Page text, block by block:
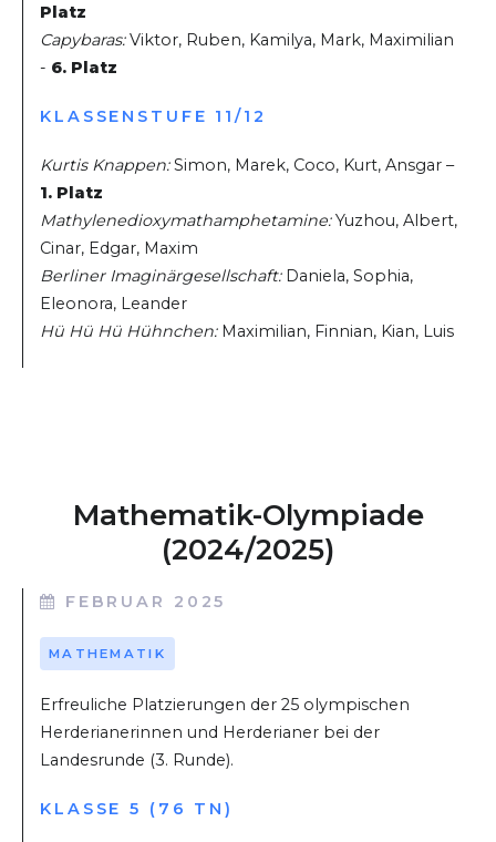
Platz
Capybaras:Viktor, Ruben, Kamilya, Mark, Maximilian
- 6. Platz
KLASSENSTUFE 11/12
Kurtis Knappen:Simon, Marek, Coco, Kurt, Ansgar –
1. Platz
Mathylenedioxymathamphetamine:Yuzhou, Albert,
Cinar, Edgar, Maxim
Berliner Imaginärgesellschaft:Daniela, Sophia,
Eleonora, Leander
Hü Hü Hü Hühnchen:Maximilian, Finnian, Kian, Luis
Mathematik-Olympiade
(2024/2025)
FEBRUAR 2025
MATHEMATIK
Erfreuliche Platzierungen der 25 olympischen
Herderianerinnen und Herderianer bei der
Landesrunde (3. Runde).
KLASSE 5 (76 TN)